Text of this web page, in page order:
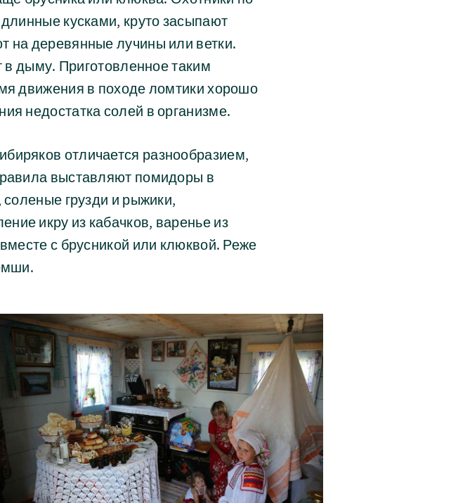
кусками, круто засыпают
на деревянные лучины или ветки.
в дыму. Приготовленное таким
движения в походе ломтики хорошо
недостатка солей в организме.
отличается разнообразием,
выставляют помидоры в
грузди и рыжики,
икру из кабачков, варенье из
с брусникой или клюквой. Реже